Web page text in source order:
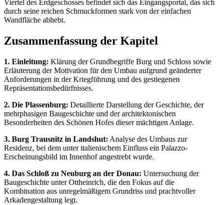
Viertel des Erdgeschosses befindet sich das Eingangsportal, das sich
durch seine reichen Schmuckformen stark von der einfachen
Wandfläche abhebt.
Zusammenfassung der Kapitel
1. Einleitung: Klärung der Grundbegriffe Burg und Schloss sowie
Erläuterung der Motivation für den Umbau aufgrund geänderter
Anforderungen in der Kriegführung und des gestiegenen
Repräsentationsbedürfnisses.
2. Die Plassenburg: Detaillierte Darstellung der Geschichte, der
mehrphasigen Baugeschichte und der architektonischen
Besonderheiten des Schönen Hofes dieser mächtigen Anlage.
3. Burg Trausnitz in Landshut: Analyse des Umbaus zur
Residenz, bei dem unter italienischem Einfluss ein Palazzo-
Erscheinungsbild im Innenhof angestrebt wurde.
4. Das Schloß zu Neuburg an der Donau: Untersuchung der
Baugeschichte unter Ottheinrich, die den Fokus auf die
Kombination aus unregelmäßigem Grundriss und prachtvoller
Arkadengestaltung legt.